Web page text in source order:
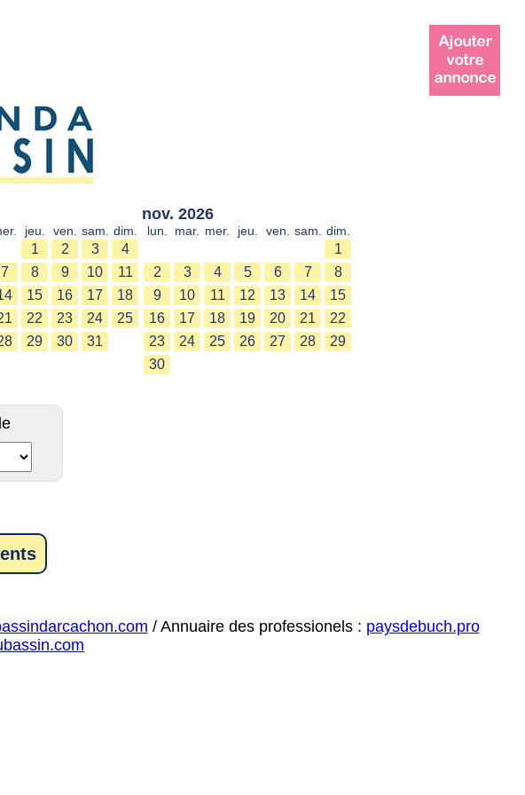
jeu. ven. sam. dim.
1 2 3
4
7 8 9 10
11
15 16 17
18
22 23 24
25
29 30 31
nov. 2026
lun. mar. mer. jeu. ven. sam. dim.
1
2
3 4 5 6 7
8
9
10 11 12 13 14
15
16
17 18 19 20 21
22
23
24 25 26 27 28
29
30
/ Annuaire des professionels : paysdebuch.pro